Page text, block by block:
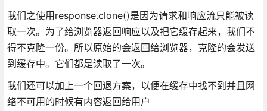
我们之使用response.clone()是因为请求和响应流只能被读
取一次。为了给浏览器返回响应以及把它缓存起来，我们不
得不克隆一份。所以原始的会返回给浏览器，克隆的会发送
到缓存中。它们都是读取了一次。
我们还可以加上一个回退方案，以便在缓存中找不到并且网
络不可用的时候有内容返回给用户